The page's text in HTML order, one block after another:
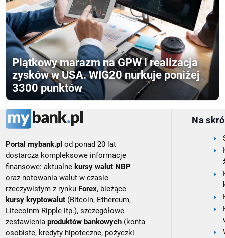
Piątkowy marazm na GPW i realizacja
zysków w USA. WIG20 nurkuje poniżej
3300 punktów
Portal mybank.pl od ponad 20 lat
dostarcza kompleksowe informacje
finansowe: aktualne kursy walut NBP
oraz notowania walut w czasie
rzeczywistym z rynku Forex, bieżące
kursy kryptowalut (Bitcoin, Ethereum,
Litecoinm Ripple itp.), szczegółowe
zestawieniaproduktów bankowych (konta
osobiste, kredyty hipoteczne, pożyczki
Na